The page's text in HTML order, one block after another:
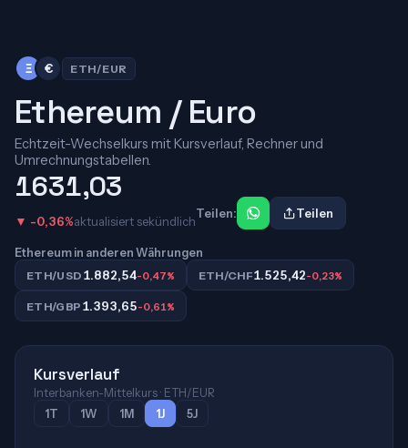
Ξ € ETH/EUR
Ethereum / Euro
Echtzeit-Wechselkurs mit Kursverlauf, Rechner und
Umrechnungstabellen.
1631,03
▼ -0,36%aktualisiert sekündlich
Teilen: Teilen
Ethereum in anderen Währungen
ETH/USD 1.882,54-0,47% ETH/CHF1.525,42-0,23%
ETH/GBP 1.393,65-0,61%
Kursverlauf
Interbanken-Mittelkurs · ETH/EUR
1T
1W 1M 1J 5J